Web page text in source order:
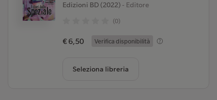
Edizioni BD (2022)- Editore
(0)
€ 6,50 Verifica disponibilità
Seleziona libreria